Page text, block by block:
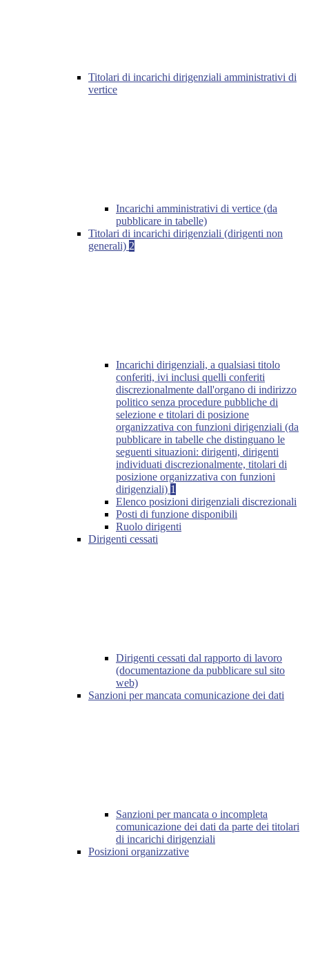
Titolari di incarichi dirigenziali amministrativi di
vertice
Incarichi amministrativi di vertice (da
pubblicare in tabelle)
Titolari di incarichi dirigenziali (dirigenti non
generali) 2
Incarichi dirigenziali, a qualsiasi titolo
conferiti, ivi inclusi quelli conferiti
discrezionalmente dall'organo di indirizzo
politico senza procedure pubbliche di
selezione e titolari di posizione
organizzativa con funzioni dirigenziali (da
pubblicare in tabelle che distinguano le
seguenti situazioni: dirigenti, dirigenti
individuati discrezionalmente, titolari di
posizione organizzativa con funzioni
dirigenziali) 1
Elenco posizioni dirigenziali discrezionali
Posti di funzione disponibili
Ruolo dirigenti
Dirigenti cessati
Dirigenti cessati dal rapporto di lavoro
(documentazione da pubblicare sul sito
web)
Sanzioni per mancata comunicazione dei dati
Sanzioni per mancata o incompleta
comunicazione dei dati da parte dei titolari
di incarichi dirigenziali
Posizioni organizzative